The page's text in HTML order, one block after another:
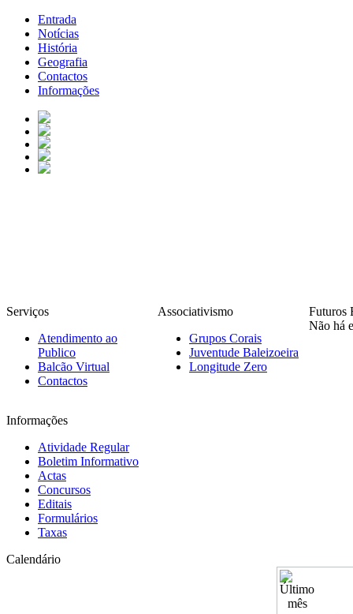
Entrada
Notícias
História
Geografia
Contactos
Informações
Serviços
Atendimento ao
Publico
Balcão Virtual
Contactos
Associativismo
Grupos Corais
Juventude Baleizoeira
Longitude Zero
Futuros
Não há
Informações
Atividade Regular
Boletim Informativo
Actas
Concursos
Editais
Formulários
Taxas
Calendário